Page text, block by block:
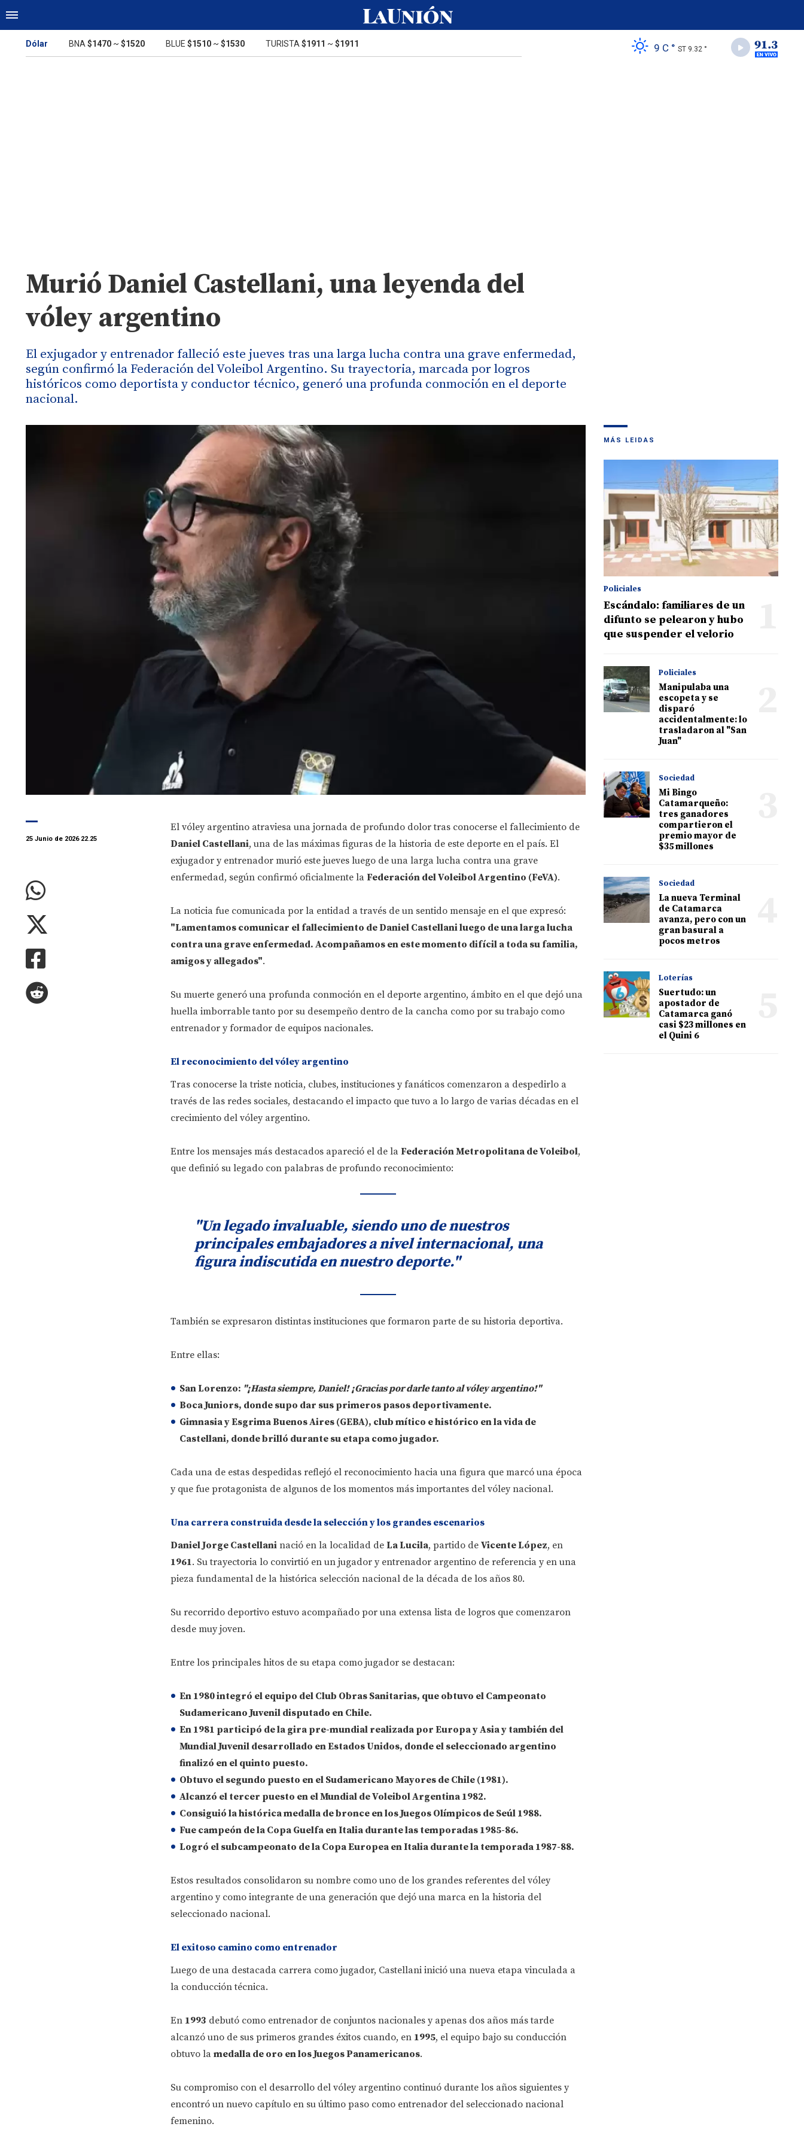
Dólar BNA $1470 ~ $1520 BLUE $1510 ~ $1530 TURISTA $1911 ~ $1911 9 C ° ST 9.32 °
Murió Daniel Castellani, una leyenda del
vóley argentino
El exjugador y entrenador falleció este jueves tras una larga lucha contra una grave enfermedad,
según confirmó la Federación del Voleibol Argentino. Su trayectoria, marcada por logros
históricos como deportista y conductor técnico, generó una profunda conmoción en el deporte
nacional.
25 Junio de 2026 22.25
El vóley argentino atraviesa una jornada de profundo dolor tras conocerse el fallecimiento de
Daniel Castellani, una de las máximas figuras de la historia de este deporte en el país. El
exjugador y entrenador murió este jueves luego de una larga lucha contra una grave
enfermedad, según confirmó oficialmente la Federación del Voleibol Argentino (FeVA).
La noticia fue comunicada por la entidad a través de un sentido mensaje en el que expresó:
"Lamentamos comunicar el fallecimiento de Daniel Castellani luego de una larga lucha
contra una grave enfermedad. Acompañamos en este momento difícil a toda su familia,
amigos y allegados".
Su muerte generó una profunda conmoción en el deporte argentino, ámbito en el que dejó una
huella imborrable tanto por su desempeño dentro de la cancha como por su trabajo como
entrenador y formador de equipos nacionales.
El reconocimiento del vóley argentino
Tras conocerse la triste noticia, clubes, instituciones y fanáticos comenzaron a despedirlo a
través de las redes sociales, destacando el impacto que tuvo a lo largo de varias décadas en el
crecimiento del vóley argentino.
Entre los mensajes más destacados apareció el de la Federación Metropolitana de Voleibol,
que definió su legado con palabras de profundo reconocimiento:
"Un legado invaluable, siendo uno de nuestros
principales embajadores a nivel internacional, una
figura indiscutida en nuestro deporte."
También se expresaron distintas instituciones que formaron parte de su historia deportiva.
Entre ellas:
San Lorenzo: "¡Hasta siempre, Daniel! ¡Gracias por darle tanto al vóley argentino!"
Boca Juniors, donde supo dar sus primeros pasos deportivamente.
Gimnasia y Esgrima Buenos Aires (GEBA), club mítico e histórico en la vida de
Castellani, donde brilló durante su etapa como jugador.
Cada una de estas despedidas reflejó el reconocimiento hacia una figura que marcó una época
y que fue protagonista de algunos de los momentos más importantes del vóley nacional.
Una carrera construida desde la selección y los grandes escenarios
Daniel Jorge Castellaninació en la localidad de La Lucila, partido de Vicente López, en
1961. Su trayectoria lo convirtió en un jugador y entrenador argentino de referencia y en una
pieza fundamental de la histórica selección nacional de la década de los años 80.
Su recorrido deportivo estuvo acompañado por una extensa lista de logros que comenzaron
desde muy joven.
Entre los principales hitos de su etapa como jugador se destacan:
En 1980integró el equipo del Club Obras Sanitarias, que obtuvo el Campeonato
Sudamericano Juvenildisputado en Chile.
En 1981 participó de la gira pre-mundial realizada por Europa y Asiay también del
Mundial Juvenildesarrollado enEstados Unidos, donde el seleccionado argentino
finalizó en el quinto puesto.
Obtuvo el segundo puesto en el Sudamericano Mayores de Chile (1981).
Alcanzó el tercer puesto en elMundial de Voleibol Argentina 1982.
Consiguió la históricamedalla de bronce en los Juegos Olímpicos de Seúl 1988.
Fue campeón de la Copa GuelfaenItaliadurante las temporadas 1985-86.
Logró el subcampeonato de la Copa EuropeaenItaliadurante la temporada 1987-88.
Estos resultados consolidaron su nombre como uno de los grandes referentes del vóley
argentino y como integrante de una generación que dejó una marca en la historia del
seleccionado nacional.
El exitoso camino como entrenador
Luego de una destacada carrera como jugador, Castellani inició una nueva etapa vinculada a
la conducción técnica.
En 1993 debutó como entrenador de conjuntos nacionales y apenas dos años más tarde
alcanzó uno de sus primeros grandes éxitos cuando, en 1995, el equipo bajo su conducción
obtuvo la medalla de oro en los Juegos Panamericanos.
Su compromiso con el desarrollo del vóley argentino continuó durante los años siguientes y
encontró un nuevo capítulo en su último paso como entrenador del seleccionado nacional
femenino.
MÁS LEIDAS
Policiales
Escándalo: familiares de un
difunto se pelearon y hubo
que suspender el velorio
Policiales
Manipulaba una
escopeta y se
disparó
accidentalmente: lo
trasladaron al "San
Juan"
Sociedad
Mi Bingo
Catamarqueño:
tres ganadores
compartieron el
premio mayor de
$35 millones
Sociedad
La nueva Terminal
de Catamarca
avanza, pero con un
gran basural a
pocos metros
Loterías
Suertudo: un
apostador de
Catamarca ganó
casi $23 millones en
el Quini 6